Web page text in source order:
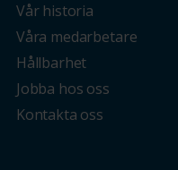
Vår historia
Våra medarbetare
Hållbarhet
Jobba hos oss
Kontakta oss